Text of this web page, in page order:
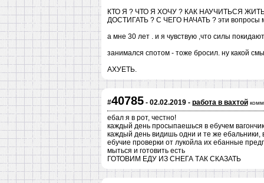
КТО Я ? ЧТО Я ХОЧУ ? КАК НАУЧИТЬСЯ
ДОСТИГАТЬ ? С ЧЕГО НАЧАТЬ ? эти вопросы
а мне 30 лет . и я чувствую ,что силы
занимался спотом - тоже бросил. ну какой
АХУЕТЬ.
#40785- 02.02.2019 - работа в вахтой
ебал я в рот, честно!
каждый день просыпаешься в ебучем
каждый день видишь одни и те же ебальники,
ебучие проверки от лукойла их ебанные
мыться и готовить есть
ГОТОВИМ ЕДУ ИЗ СНЕГА ТАК СКАЗАТЬ